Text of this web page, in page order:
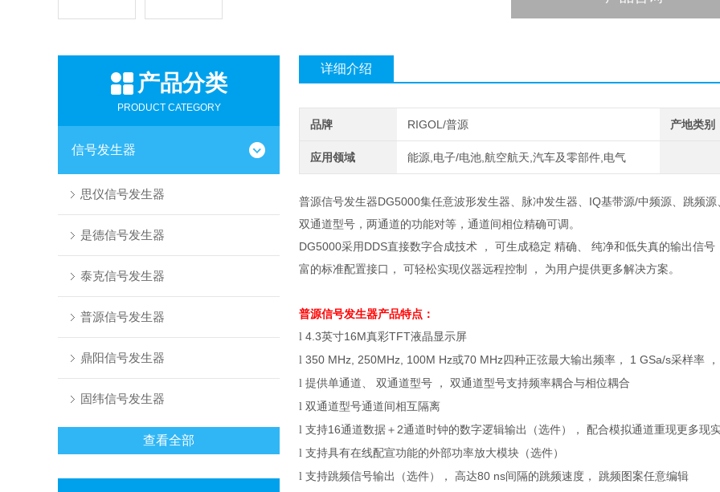
产品分类
PRODUCT CATEGORY
信号发生器
思仪信号发生器
是德信号发生器
泰克信号发生器
普源信号发生器
鼎阳信号发生器
固纬信号发生器
查看全部
详细介绍
品牌 RIGOL/普源 产地类别
应用领域 能源,电子/电池,航空航天,汽车及零部件,电气
普源信号发生器DG5000集任意波形发生器、脉冲发生器、IQ基带源/中频源、跳频
双通道型号，两通道的功能对等，通道间相位精确可调。
DG5000采用DDS直接数字合成技术 ， 可生成稳定 精确、 纯净和低失真的输出信
富的标准配置接口， 可轻松实现仪器远程控制 ， 为用户提供更多解决方案。
普源信号发生器产品特点：
l 4.3英寸16M真彩TFT液晶显示屏
l 350 MHz, 250MHz, 100M Hz或70 MHz四种正弦最大输出频率， 1 GSa/s采样率 ，
l 提供单通道、 双通道型号 ， 双通道型号支持频率耦合与相位耦合
l 双通道型号通道间相互隔离
l 支持16通道数据＋ 2通道时钟的数字逻辑输出（选件）， 配合模拟通道重现更多现
l 支持具有在线配宣功能的外部功率放大模块（选件）
l 支持跳频信号输出（选件）， 高达80 ns间隔的跳频速度， 跳频图案任意编辑